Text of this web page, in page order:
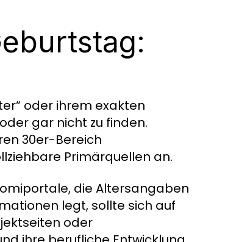
oder ihrem exakten
gar nicht zu finden.
30er-Bereich
Primärquellen an.
die Altersangaben
legt, sollte sich auf
oder